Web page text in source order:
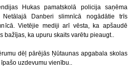
Hukas pamatskolā policija saņēma
Danberi slimnīcā nogādātie trīs
Vietējie mediji arī vēsta, ka apšaudē
bažījas, ka upuru skaits varētu pieaugt..
dēļ pārējās Ņūtaunas apgabala skolas
uzdevumu vienību..